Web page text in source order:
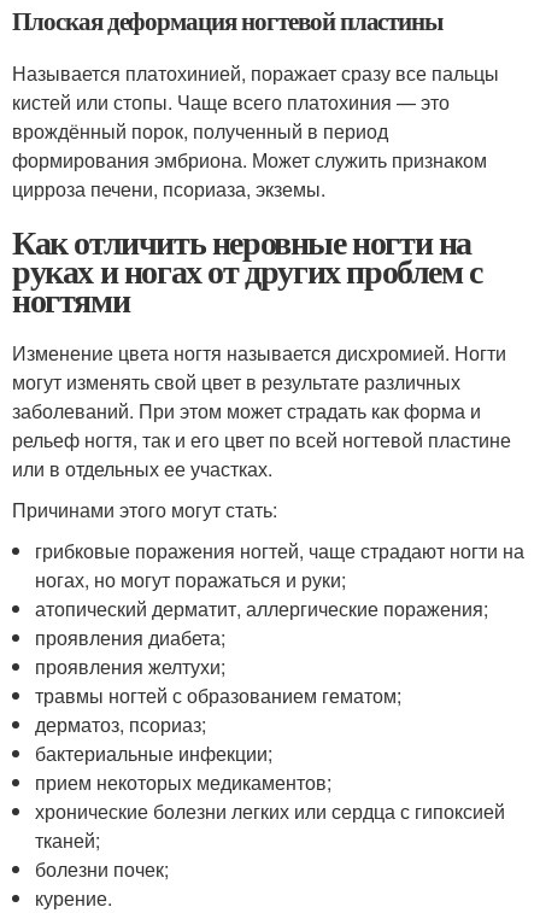
Плоская деформация ногтевой пластины
Называется платохинией, поражает сразу все пальцы
кистей или стопы. Чаще всего платохиния — это
врождённый порок, полученный в период
формирования эмбриона. Может служить признаком
цирроза печени, псориаза, экземы.
Как отличить неровные ногти на
руках и ногах от других проблем с
ногтями
Изменение цвета ногтя называется дисхромией. Ногти
могут изменять свой цвет в результате различных
заболеваний. При этом может страдать как форма и
рельеф ногтя, так и его цвет по всей ногтевой пластине
или в отдельных ее участках.
Причинами этого могут стать:
грибковые поражения ногтей, чаще страдают ногти на
ногах, но могут поражаться и руки;
атопический дерматит, аллергические поражения;
проявления диабета;
проявления желтухи;
травмы ногтей с образованием гематом;
дерматоз, псориаз;
бактериальные инфекции;
прием некоторых медикаментов;
хронические болезни легких или сердца с гипоксией
тканей;
болезни почек;
курение.